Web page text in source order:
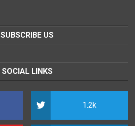
SUBSCRIBE US
SOCIAL LINKS
1.2k